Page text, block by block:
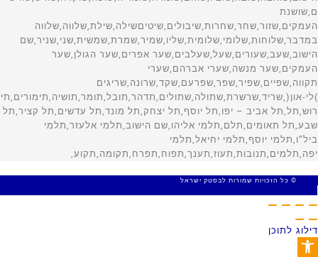
© כל הזכויות שמורות לבסטק ישראל
דילוג לתוכן
פתח סרגל נגישות